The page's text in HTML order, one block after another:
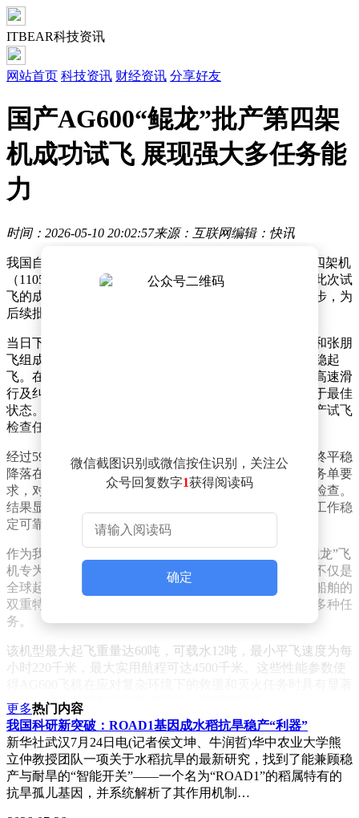
ITBEAR科技资讯
网站首页 科技资讯 财经资讯 分享好友
国产AG600“鲲龙”批产第四架
机成功试飞 展现强大多任务能
力
时间：2026-05-10 20:02:57来源：互联网编辑：快讯
我国自主研制的大型水陆两栖飞机AG600“鲲龙”批产第四架机
（1105）近日在珠海金湾机场顺利完成生产试飞任务。此次试
飞的成功标志着该机型在研发与制造领域迈出了重要一步，为
后续批量生产和交付使用奠定了坚实基础。
当日下午，由经验丰富的飞行员安瑞、王路得、朱俊涛和张朋
飞组成的首飞机组，驾驶AG600飞机从金湾机场跑道平稳起
飞。在起飞前，机组人员严格按照程序完成了低、中、高速滑
行及纠偏滑行等一系列检查动作，确保飞机各项性能处于最佳
状态。随后，飞机按照预定航线前往任务空域，展开生产试飞
检查任务。
经过59分钟的飞行，AG600飞机各项性能表现优异，最终平稳
降落在金湾机场。在飞行过程中，机组人员严格按照任务单要
求，对飞机的操纵系统、各系统工作状态等进行了全面检查。
结果显示，飞机状态良好，操纵系统响应正常，各系统工作稳
定可靠，充分验证了其设计成熟度和制造质量。
作为我国首次自主研制的大型特种用途飞机，AG600“鲲龙”飞
机专为满足森林灭火和水上救援的迫切需求而设计。它不仅是
全球起飞重量最大的民用水陆两栖飞机，还具备飞机与船舶的
双重特性，能够灵活执行灭火、物资转送、通信中继等多种任
务。
该机型最大起飞重量达60吨，可载水12吨，最小平飞速度为每
小时220千米，最大实用航程可达4500千米。这些性能参数使
优势，成为我国航空装备领域的一颗璀璨明珠。
微信截图识别或微信按住识别，关注公
众号回复数字1获得阅读码
确定
更多热门内容
我国科研新突破：ROAD1基因成水稻抗旱稳产“利器”
新华社武汉7月24日电(记者侯文坤、牛润哲)华中农业大学熊
立仲教授团队一项关于水稻抗旱的最新研究，找到了能兼顾稳
产与耐旱的“智能开关”——一个名为“ROAD1”的稻属特有的
抗旱孤儿基因，并系统解析了其作用机制…